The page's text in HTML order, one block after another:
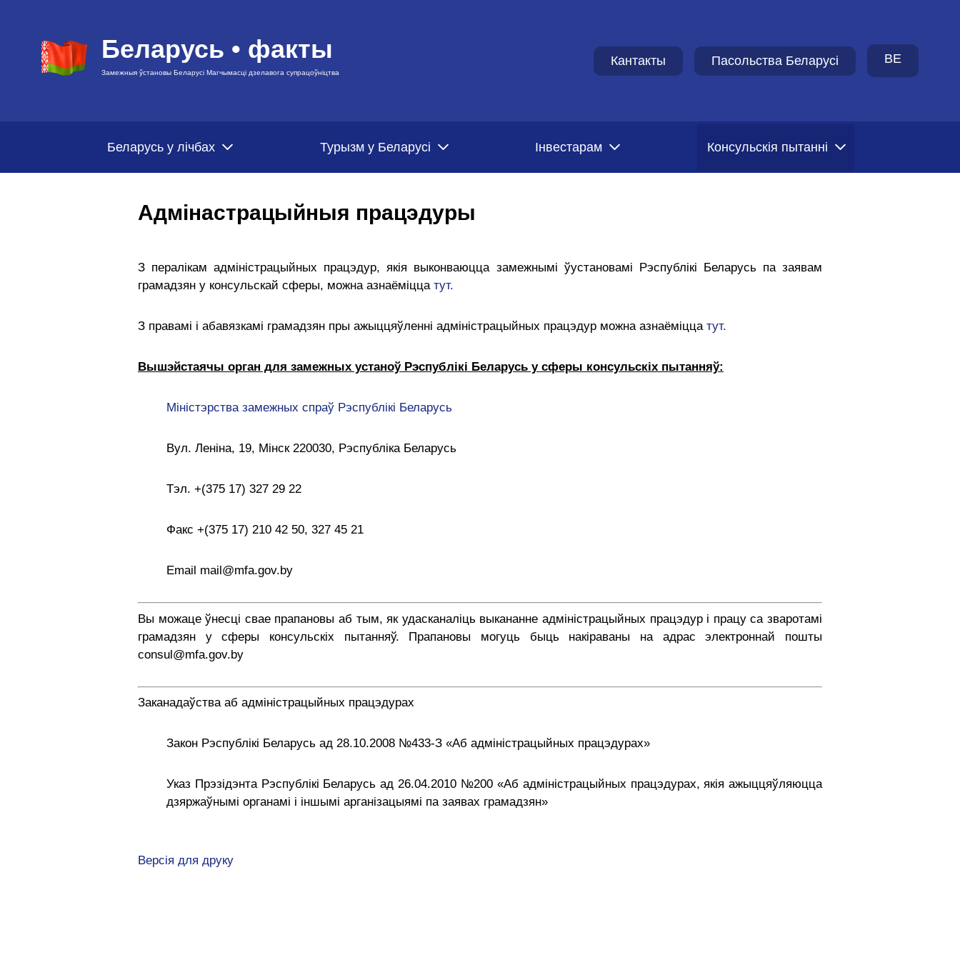
Беларусь • факты
Замежныя ўстановы Беларусі Магчымасці дзелавога супрацоўніцтва
Кантакты Пасольства Беларусi BE
Беларусь у лічбах Турызм у Беларусі Iнвестарам Консульскія пытанні
Адмінастрацыйныя працэдуры
З пералікам адміністрацыйных працэдур, якія выконваюцца замежнымі ўустановамі Рэспублікі Беларусь па заявам
грамадзян у консульскай сферы, можна азнаёміцца тут.
З правамі і абавязкамі грамадзян пры ажыццяўленні адміністрацыйных працэдур можна азнаёміцца тут.
Вышэйстаячы орган для замежных устаноў Рэспублікі Беларусь у сферы консульскіх пытанняў:
Міністэрства замежных спраў Рэспублікі Беларусь
Вул. Леніна, 19, Мінск 220030, Рэспубліка Беларусь
Тэл. +(375 17) 327 29 22
Факс +(375 17) 210 42 50, 327 45 21
Email mail@mfa.gov.by
Вы можаце ўнесці свае прапановы аб тым, як удасканаліць выкананне адміністрацыйных працэдур і працу са зваротамі
грамадзян у сферы консульскіх пытанняў. Прапановы могуць быць накіраваны на адрас электроннай пошты
consul@mfa.gov.by
Заканадаўства аб адміністрацыйных працэдурах
Закон Рэспублікі Беларусь ад 28.10.2008 №433-З «Аб адміністрацыйных працэдурах»
Указ Прэзідэнта Рэспублікі Беларусь ад 26.04.2010 №200 «Аб адміністрацыйных працэдурах, якія ажыццяўляюцца
дзяржаўнымі органамі і іншымі арганізацыямі па заявах грамадзян»
Версія для друку